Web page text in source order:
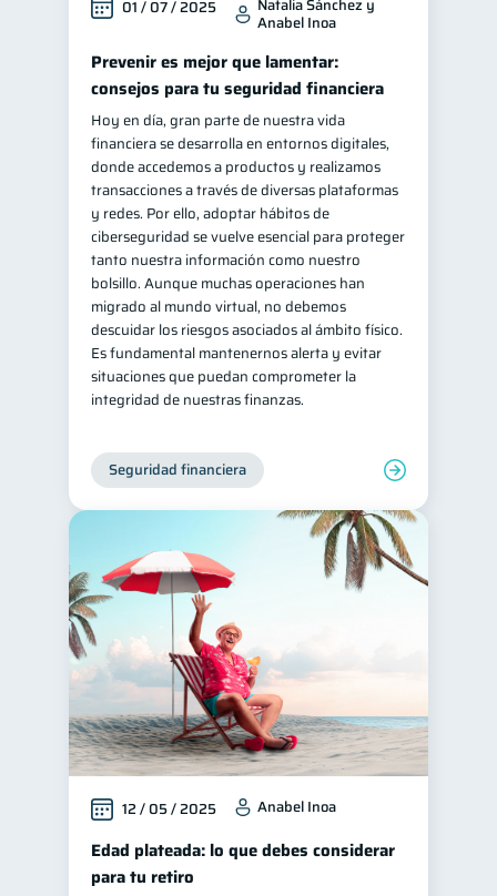
01 / 07 / 2025 Natalia Sánchez y
Anabel Inoa
Prevenir es mejor que lamentar:
consejos para tu seguridad financiera
Hoy en día, gran parte de nuestra vida
financiera se desarrolla en entornos digitales,
donde accedemos a productos y realizamos
transacciones a través de diversas plataformas
y redes. Por ello, adoptar hábitos de
ciberseguridad se vuelve esencial para proteger
tanto nuestra información como nuestro
bolsillo. Aunque muchas operaciones han
migrado al mundo virtual, no debemos
descuidar los riesgos asociados al ámbito físico.
Es fundamental mantenernos alerta y evitar
situaciones que puedan comprometer la
integridad de nuestras finanzas.
Seguridad financiera
12 / 05 / 2025 Anabel Inoa
Edad plateada: lo que debes considerar
para tu retiro